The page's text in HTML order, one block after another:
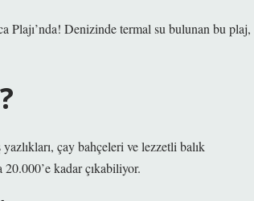
Plajı’nda! Denizinde termal su bulunan bu plaj,
çay bahçeleri ve lezzetli balık
kadar çıkabiliyor.